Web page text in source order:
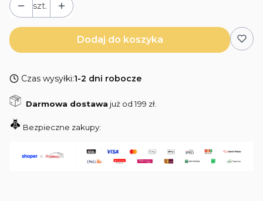
szt.
Dodaj do koszyka
Czas wysyłki:1-2 dni robocze
Darmowa dostawa już od 199 zł.
Bezpieczne zakupy: